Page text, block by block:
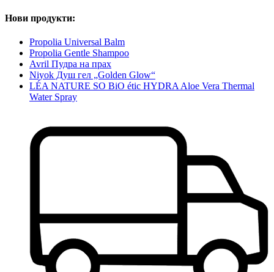
Нови продукти:
Propolia Universal Balm
Propolia Gentle Shampoo
Avril Пудра на прах
Niyok Душ гел „Golden Glow“
LÉA NATURE SO BiO étic HYDRA Aloe Vera Thermal
Water Spray